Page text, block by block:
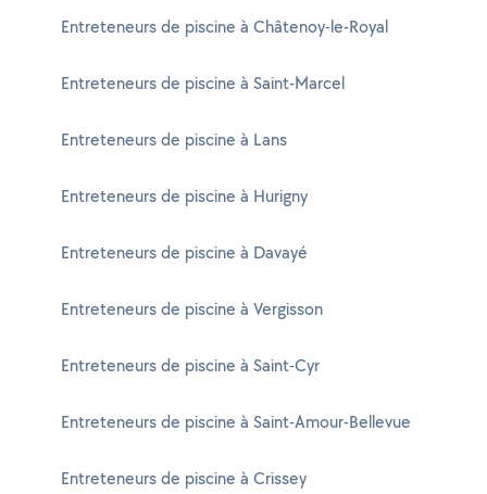
Entreteneurs de piscine à Châtenoy-le-Royal
Entreteneurs de piscine à Saint-Marcel
Entreteneurs de piscine à Lans
Entreteneurs de piscine à Hurigny
Entreteneurs de piscine à Davayé
Entreteneurs de piscine à Vergisson
Entreteneurs de piscine à Saint-Cyr
Entreteneurs de piscine à Saint-Amour-Bellevue
Entreteneurs de piscine à Crissey